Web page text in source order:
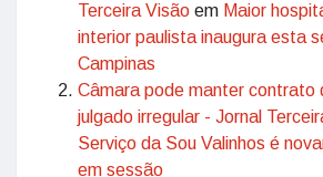
Terceira Visão em Maior
interior paulista inaugura esta
Campinas
Câmara pode manter contrato
julgado irregular - Jornal
Serviço da Sou Valinhos é
em sessão